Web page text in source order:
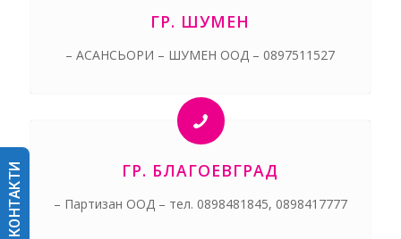
ГР. ШУМЕН
– АСАНСЬОРИ – ШУМЕН ООД – 0897511527
ГР. БЛАГОЕВГРАД
– Партизан ООД – тел. 0898481845, 0898417777
КОНТАКТИ